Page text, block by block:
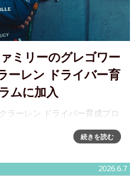
ミリーのグレゴワー
ーレン ドライバー育
ムに加入
ラーレン ドライバー育成プロ
シャール・ミル共同設立者の
世
続きを読む
2026.6.7